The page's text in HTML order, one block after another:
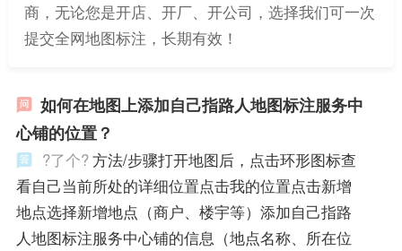
商，无论您是开店、开厂、开公司，选择我们可一次
提交全网地图标注，长期有效！
如何在地图上添加自己指路人地图标注服务中
心铺的位置？
?了个?方法/步骤打开地图后，点击环形图标查
看自己当前所处的详细位置点击我的位置点击新增
地点选择新增地点（商户、楼宇等）添加自己指路
人地图标注服务中心铺的信息（地点名称、所在位